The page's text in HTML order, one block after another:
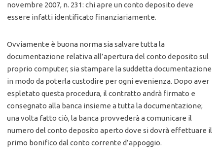
novembre 2007, n. 231: chi apre un conto deposito deve
essere infatti identificato finanziariamente.
Ovviamente è buona norma sia salvare tutta la
documentazione relativa all’apertura del conto deposito sul
proprio computer, sia stampare la suddetta documentazione
in modo da poterla custodire per ogni evenienza. Dopo aver
espletato questa procedura, il contratto andrà firmato e
consegnato alla banca insieme a tutta la documentazione;
una volta fatto ciò, la banca provvederà a comunicare il
numero del conto deposito aperto dove si dovrà effettuare il
primo bonifico dal conto corrente d’appoggio.